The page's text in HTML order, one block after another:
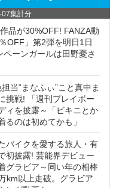
07集計分
品が30%OFF! FANZA動
OFF」第2弾を明日1日
ーンガールは田野憂さ
当“まなふぃ”こと真中ま
挑戦! 「週刊プレイボー
ィを披露～「ビキニとか
るのは初めてかも」
バイクを愛する旅人・有
初披露! 芸能界デビュー
グラビア～同い年の相棒
km以上走破。グラビア